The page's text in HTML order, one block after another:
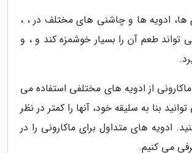
ها، ادویه ها و چاشنی های مختلف در ، ،
می تواند طعم آن را بسیار خوشمزه کند و ، و
از ادویه های مختلفی استفاده می
بنا به سلیقه خود، آنها را کمتر در نظر
ادویه های متداول برای ماکارونی را در
می کنیم.